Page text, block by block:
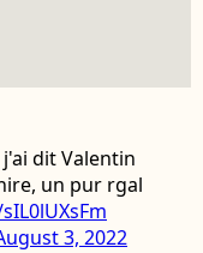
dit Valentin
un pur rgal
3, 2022